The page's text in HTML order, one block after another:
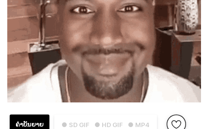
● SD GIF ● HD GIF ● MP4
ຄຳບັນຍາຍ